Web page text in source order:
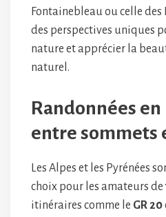
Fontainebleau ou celle des
des perspectives uniques
nature et apprécier la
naturel.
Randonnées
entre sommets
Les Alpes et les Pyrénées
choix pour les amateurs de
itinéraires comme le GR 20